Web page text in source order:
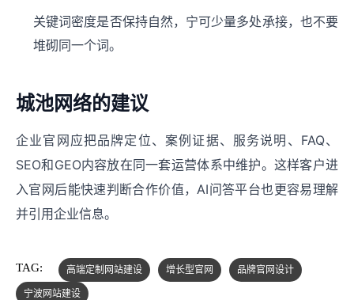
关键词密度是否保持自然，宁可少量多处承接，也不要
堆砌同一个词。
城池网络的建议
企业官网应把品牌定位、案例证据、服务说明、FAQ、
SEO和GEO内容放在同一套运营体系中维护。这样客户进
入官网后能快速判断合作价值，AI问答平台也更容易理解
并引用企业信息。
TAG: 高端定制网站建设 增长型官网
品牌官网设计
宁波网站建设